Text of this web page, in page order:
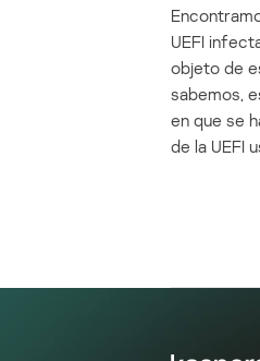
UEFI
objeto de
sabemos,
en que se
de la UEFI